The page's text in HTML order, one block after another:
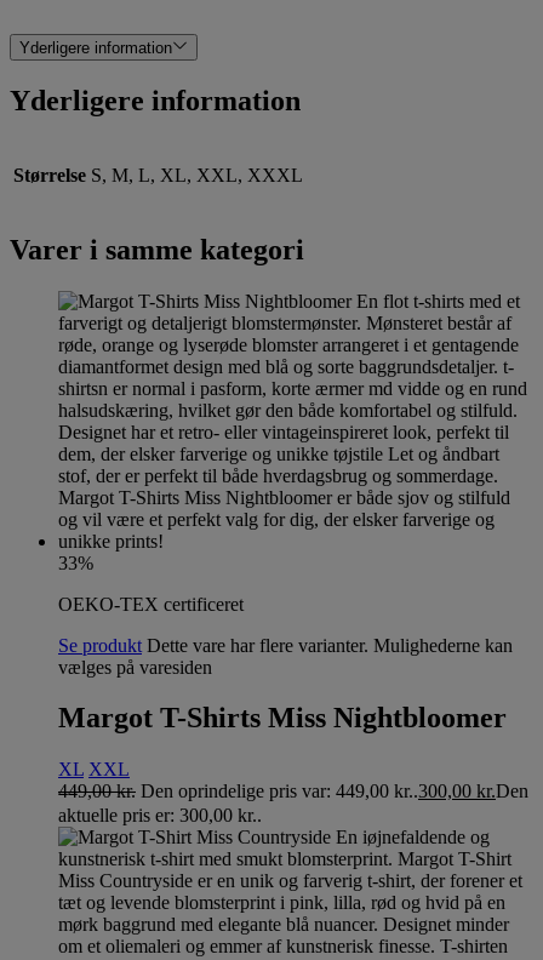
Yderligere information
Yderligere information
Størrelse S, M, L, XL, XXL, XXXL
Varer i samme kategori
33%
OEKO-TEX certificeret
Se produkt Dette vare har flere varianter. Mulighederne kan
vælges på varesiden
Margot T-Shirts Miss Nightbloomer
XL XXL
449,00kr. Den oprindelige pris var: 449,00 kr..300,00 kr.Den
aktuelle pris er: 300,00 kr..